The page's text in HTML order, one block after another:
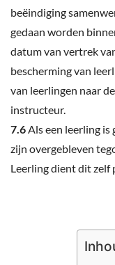
beëindiging
gedaan worden
datum van vertrek
bescherming van
van leerlingen naar
instructeur.
7.6 Als een leerling
zijn overgebleven
Leerling dient dit zelf